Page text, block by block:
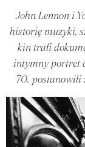
John Lennon i
historię muzyki,
kin trafi
intymny portret
70. postanowili